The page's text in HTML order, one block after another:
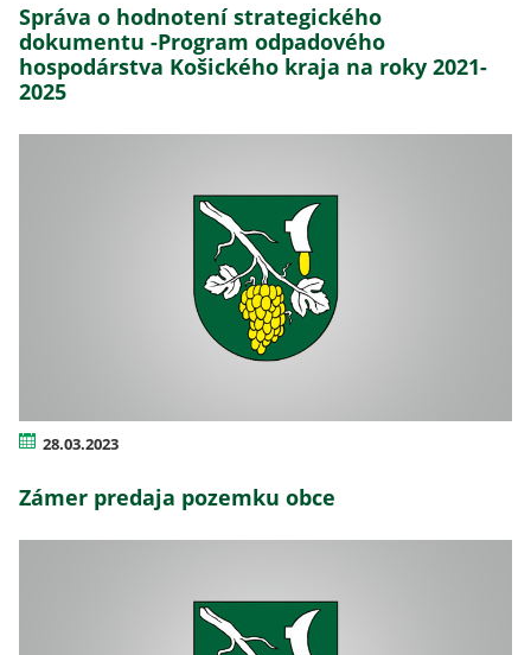
Správa o hodnotení strategického
dokumentu -Program odpadového
hospodárstva Košického kraja na roky 2021-
2025
28.03.2023
Zámer predaja pozemku obce